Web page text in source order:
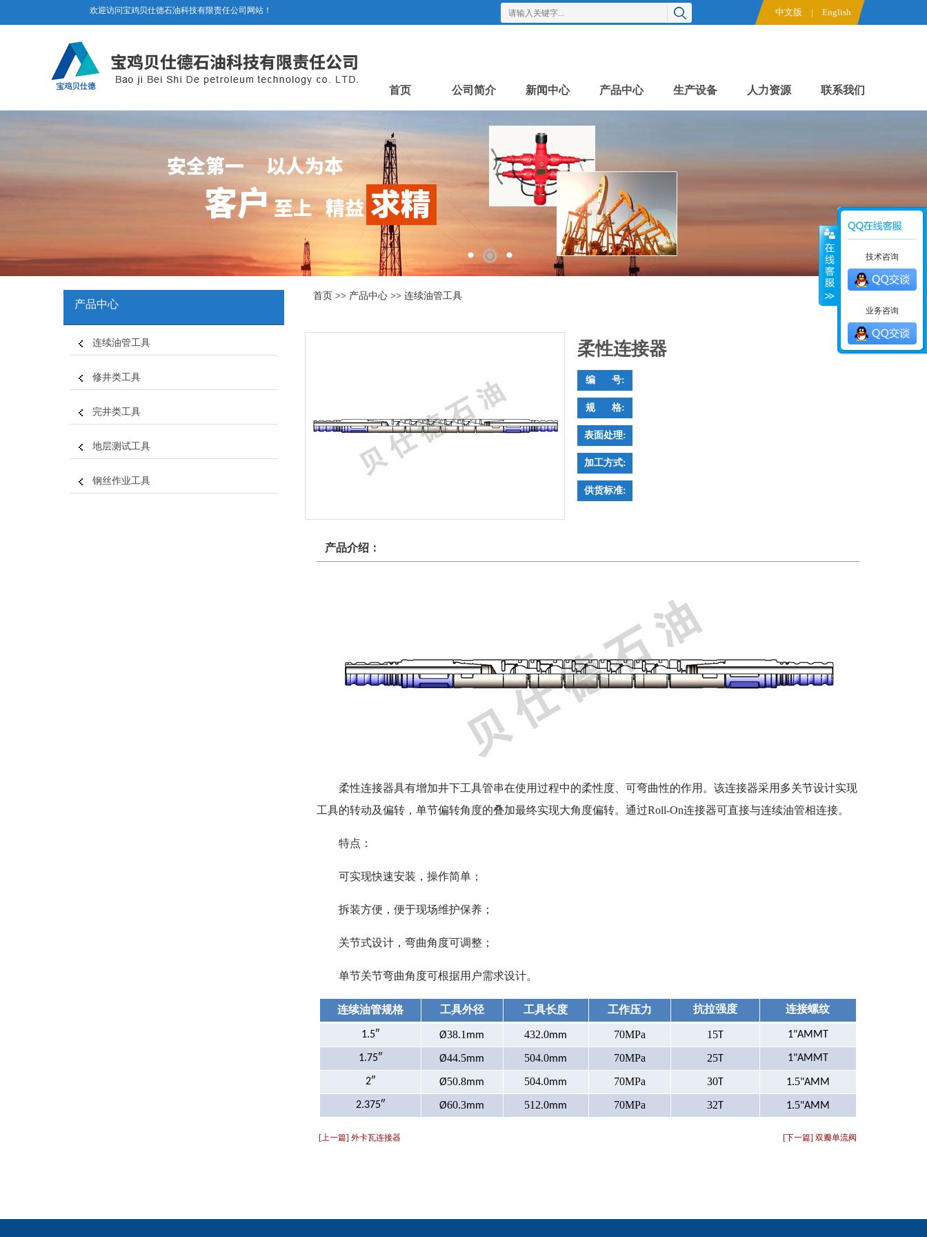
欢迎访问宝鸡贝仕德石油科技有限责任公司网站！ 中文版 | English
首页 公司简介 新闻中心 产品中心 生产设备 人力资源 联系我们
首页 >> 产品中心 >> 连续油管工具
柔性连接器
编 号:
规 格:
表面处理:
加工方式:
供货标准:
产品介绍：
柔性连接器具有增加井下工具管串在使用过程中的柔性度、可弯曲性的作用。该连接器采用多关节设计实现
工具的转动及偏转，单节偏转角度的叠加最终实现大角度偏转。通过Roll-On连接器可直接与连续油管相连接。
特点：
可实现快速安装，操作简单；
拆装方便，便于现场维护保养；
关节式设计，弯曲角度可调整；
单节关节弯曲角度可根据用户需求设计。
连续油管规格 工具外径 工具长度 工作压力 抗拉强度 连接螺纹
1.5″ Ø38.1 mm 432.0mm 70MPa 15T 1"AMMT
1.75″ Ø44.5mm 504.0mm 70MPa 25T 1"AMMT
2″ Ø50.8mm 504.0mm 70MPa 30T 1.5"AMM
2.375″ Ø60.3mm 512.0mm 70MPa 32T 1.5"AMM
[上一篇] 外卡瓦连接器 [下一篇] 双瓣单流阀
产品中心
连续油管工具
修井类工具
完井类工具
地层测试工具
钢丝作业工具
技术咨询
业务咨询